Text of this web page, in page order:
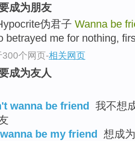
成为朋友
伪君子 Wanna be
betrayed me for nothing,
300个网页-相关网页
成为友人
wanna be friend 我不想
be my friend 想成